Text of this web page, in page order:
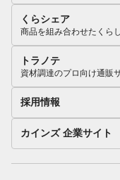
くらシェア
商品を組み合わせたくら
トラノテ
資材調達のプロ向け通販
採用情報
カインズ 企業サイト